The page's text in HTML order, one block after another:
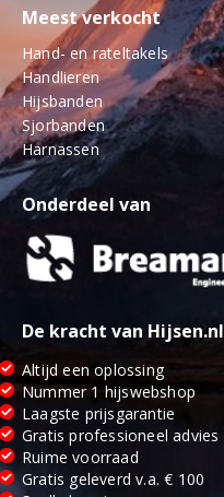
Meest verkocht
Hand- en rateltakels
Handlieren
Hijsbanden
Sjorbanden
Harnassen
Onderdeel van
De kracht van Hijsen.nl
Altijd een oplossing
Nummer 1 hijswebshop
Laagste prijsgarantie
Gratis professioneel advies
Ruime voorraad
Gratis geleverd v.a. € 100